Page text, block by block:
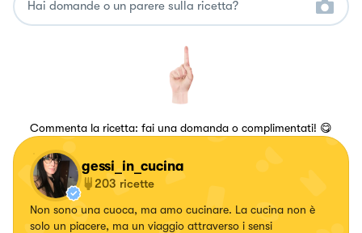
Commenta la ricetta: fai una domanda o complimentati! 😋
gessi_in_cucina
203 ricette
Non sono una cuoca, ma amo cucinare. La cucina non è
solo un piacere, ma un viaggio attraverso i sensi